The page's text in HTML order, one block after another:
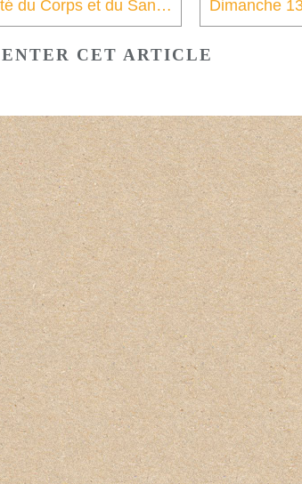
Solennité du Corps et du Sang du Christ (Fête-Dieu)
CET ARTICLE